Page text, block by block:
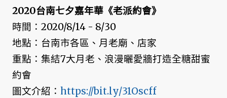
2020台南七夕嘉年華《老派約會》
時間：2020/8/14 - 8/30
地點：台南市各區、月老廟、店家
重點：集結7大月老、浪漫曬愛牆打造全糖甜蜜
約會
圖文介紹： https://bit.ly/31Oscff